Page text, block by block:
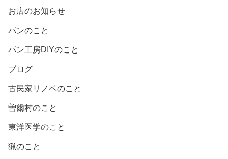
お店のお知らせ
パンのこと
パン工房DIYのこと
ブログ
古民家リノベのこと
曽爾村のこと
東洋医学のこと
猟のこと